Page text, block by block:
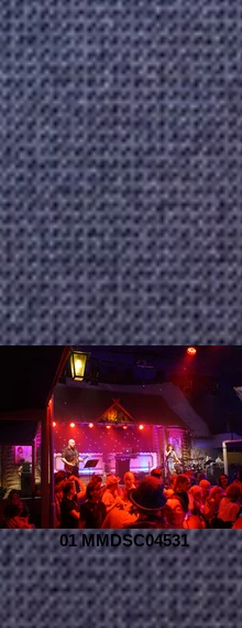
01 MMDSC04531